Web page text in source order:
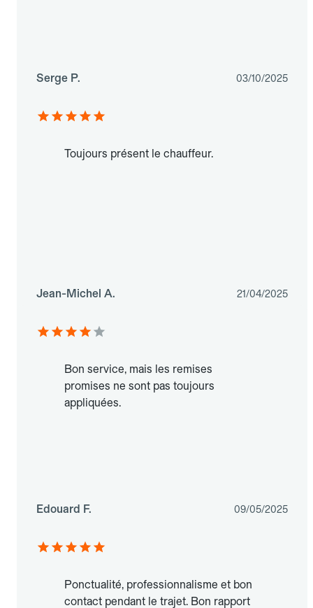
Serge P. 03/10/2025
Toujours présent le chauffeur.
Jean-Michel A. 21/04/2025
Bon service, mais les remises
promises ne sont pas toujours
appliquées.
Edouard F. 09/05/2025
Ponctualité, professionnalisme et bon
contact pendant le trajet. Bon rapport